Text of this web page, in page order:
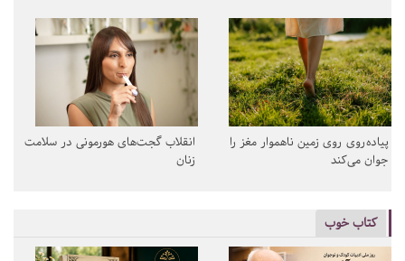
پیاده‌روی روی زمین ناهموار مغز را
جوان می‌کند
انقلاب گجت‌های هورمونی در سلامت
زنان
کتاب خوب